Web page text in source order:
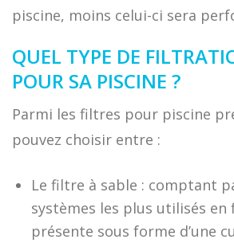
piscine, moins celui-ci sera
QUEL TYPE DE
POUR SA PISCINE ?
Parmi les filtres pour piscine
pouvez choisir entre :
Le filtre à sable : comptant
systèmes les plus utilisés
présente sous forme d’une